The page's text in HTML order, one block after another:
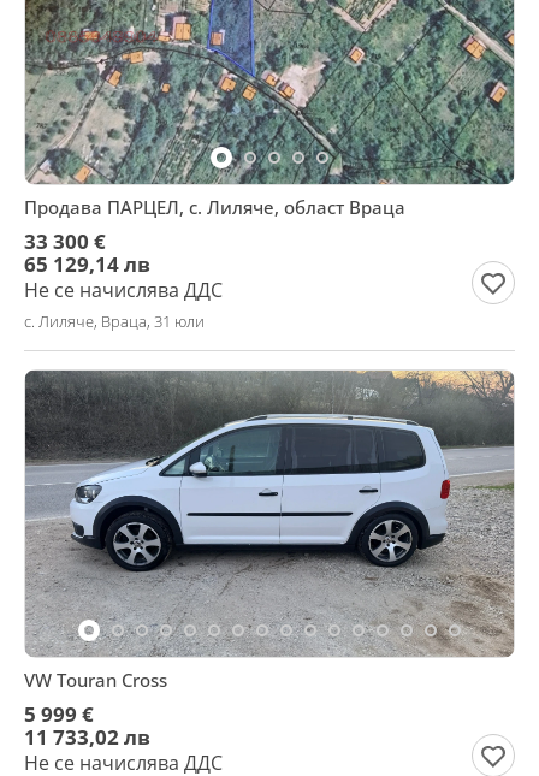
Продава ПАРЦЕЛ, с. Лиляче, област Враца
33 300 €
65 129,14 лв
Не се начислява ДДС
с. Лиляче, Враца, 31 юли
VW Touran Cross
5 999 €
11 733,02 лв
Не се начислява ДДС